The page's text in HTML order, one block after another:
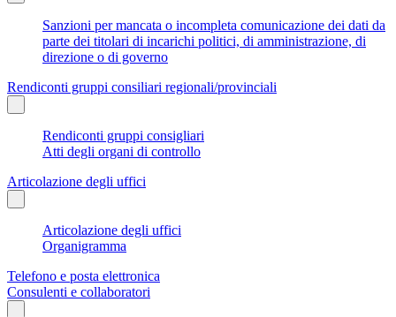
Sanzioni per mancata o incompleta comunicazione dei dati da
parte dei titolari di incarichi politici, di amministrazione, di
direzione o di governo
Rendiconti gruppi consiliari regionali/provinciali
Rendiconti gruppi consigliari
Atti degli organi di controllo
Articolazione degli uffici
Articolazione degli uffici
Organigramma
Telefono e posta elettronica
Consulenti e collaboratori